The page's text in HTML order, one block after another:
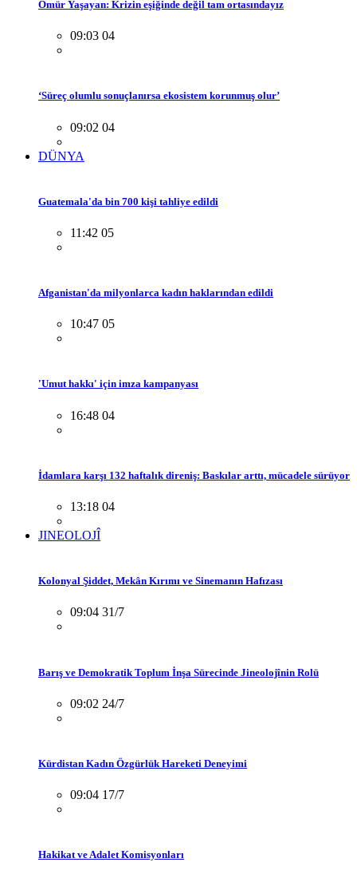
Ömür Yaşayan: Krizin eşiğinde değil tam ortasındayız
09:03 04
‘Süreç olumlu sonuçlanırsa ekosistem korunmuş olur’
09:02 04
DÜNYA
Guatemala'da bin 700 kişi tahliye edildi
11:42 05
Afganistan'da milyonlarca kadın haklarından edildi
10:47 05
'Umut hakkı' için imza kampanyası
16:48 04
İdamlara karşı 132 haftalık direniş: Baskılar arttı, mücadele sürüyor
13:18 04
JINEOLOJÎ
Kolonyal Şiddet, Mekân Kırımı ve Sinemanın Hafızası
09:04 31/7
Barış ve Demokratik Toplum İnşa Sürecinde Jineolojînin Rolü
09:02 24/7
Kürdistan Kadın Özgürlük Hareketi Deneyimi
09:04 17/7
Hakikat ve Adalet Komisyonları